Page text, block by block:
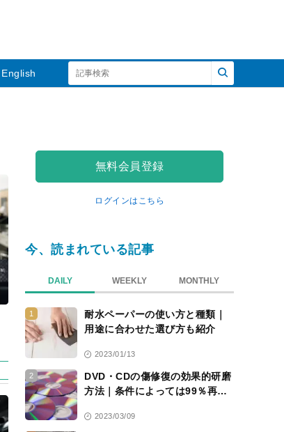
English
無料会員登録
ログインはこちら
今、読まれている記事
DAILY WEEKLY MONTHLY
1
耐水ペーパーの使い方と種類｜
用途に合わせた選び方も紹介
2023/01/13
2
DVD・CDの傷修復の効果的研磨
方法｜条件によっては99％再生
2023/03/09